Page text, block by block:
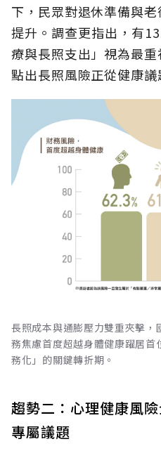
下，民眾對退休準備與
提升。調查更指出，有
療與長照支出」視為最
點出長照風險正從健康議
長照成本與通膨壓力雙重夾擊
務焦慮首度超越身體健康躍居
務化」的關鍵轉折期。
趨勢二：心理健康風
專屬議題